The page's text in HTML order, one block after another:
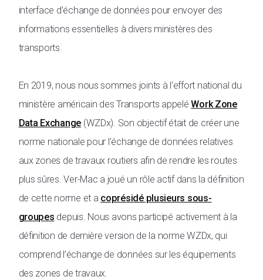
interface d’échange de données pour envoyer des
informations essentielles à divers ministères des
transports.
En 2019, nous nous sommes joints à l’effort national du
ministère américain des Transports appeléWork Zone
Data Exchange (WZDx). Son objectif était de créer une
norme nationale pour l’échange de données relatives
aux zones de travaux routiers afin de rendre les routes
plus sûres. Ver-Mac a joué un rôle actif dans la définition
de cette norme et a coprésidé plusieurs sous-
groupes depuis. Nous avons participé activement à la
définition de dernière version de la norme WZDx, qui
comprend l’échange de données sur les équipements
des zones de travaux.